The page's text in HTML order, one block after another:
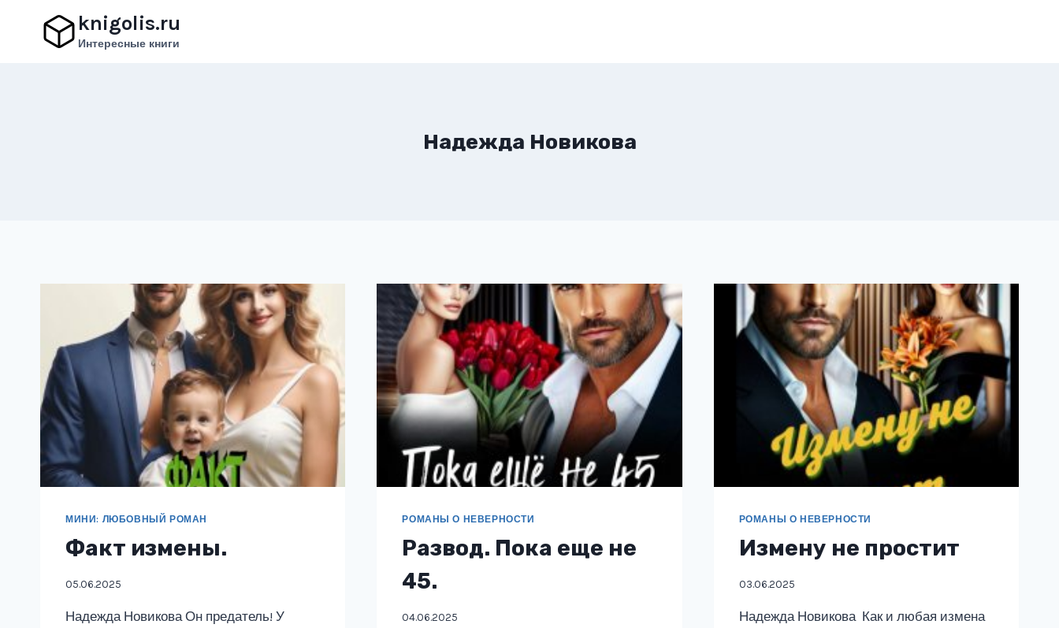
содержимому
knigolis.ru
Интересные книги
Надежда Новикова
МИНИ: ЛЮБОВНЫЙ РОМАН
Факт измены.
05.06.2025
Надежда Новикова Он предатель! У
РОМАНЫ О НЕВЕРНОСТИ
Развод. Пока еще не
45.
04.06.2025
РОМАНЫ О НЕВЕРНОСТИ
Измену не простит
03.06.2025
Надежда Новикова Как и любая измена